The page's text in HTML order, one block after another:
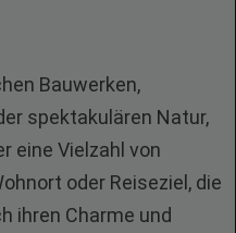
Bauwerken,
spektakulären Natur,
eine Vielzahl von
oder Reiseziel, die
ihren Charme und